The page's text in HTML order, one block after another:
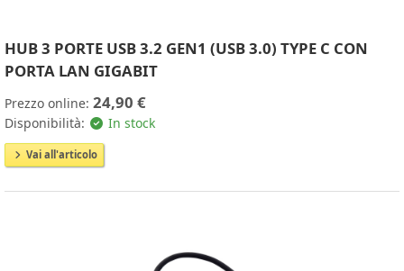
HUB 3 PORTE USB 3.2 GEN1 (USB 3.0) TYPE C CON
PORTA LAN GIGABIT
Prezzo online: 24,90 €
Disponibilità: In stock
Vai all'articolo